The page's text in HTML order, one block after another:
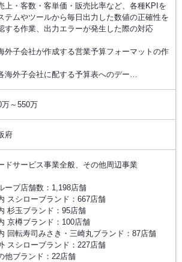
上・客数・客単価・販売比率など、各種KPIを
テムやツールから毎日出力した数値の正確性を
する作業、出力エラーが発生した際の対応
外子会社が作成する営業予算フォーマットの作
海外子会社に配する予算表へのデー…
万～550万
府
ドサービス事業全般、その他周辺事業
ープ店舗数：1,198店舗
スシローブランド：667店舗
杉玉ブランド：95店舗
京樽ブランド：100店舗
回転寿司みさき・三崎丸ブランド：87店舗
スシローブランド：227店舗
他ブランド：22店舗